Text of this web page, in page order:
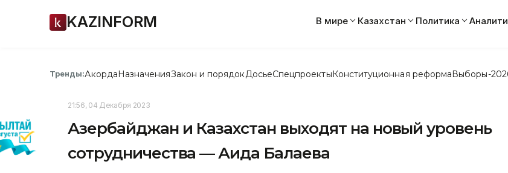
KAZINFORM В мире Казахстан Политика
Тренды:АкордаНазначенияЗакон и порядок ДосьеСпецпроектыКонституционная реформаВыборы-
21:56, 04 Декабря 2023
Азербайджан и Казахстан выходят на новый уровень
сотрудничества — Аида Балаева